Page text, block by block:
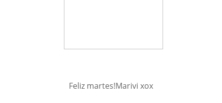
Feliz martes!Marivi xox